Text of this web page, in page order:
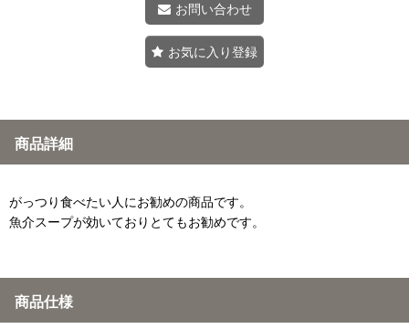
お問い合わせ
お気に入り登録
商品詳細
がっつり食べたい人にお勧めの商品です。
魚介スープが効いておりとてもお勧めです。
商品仕様